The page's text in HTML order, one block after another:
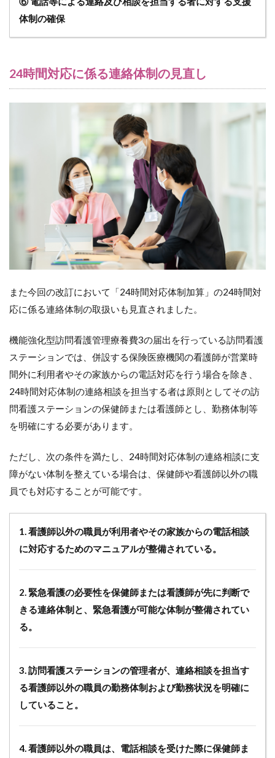
体制の確保
24時間対応に係る連絡体制の見直し
また今回の改訂において「24時間対応体制加算」の24時間対
応に係る連絡体制の取扱いも見直されました。
機能強化型訪問看護管理療養費3の届出を行っている訪問看護
ステーションでは、併設する保険医療機関の看護師が営業時
間外に利用者やその家族からの電話対応を行う場合を除き、
24時間対応体制の連絡相談を担当する者は原則としてその訪
問看護ステーションの保健師または看護師とし、勤務体制等
を明確にする必要があります。
ただし、次の条件を満たし、24時間対応体制の連絡相談に支
障がない体制を整えている場合は、保健師や看護師以外の職
員でも対応することが可能です。
1. 看護師以外の職員が利用者やその家族からの電話相談
に対応するためのマニュアルが整備されている。
2. 緊急看護の必要性を保健師または看護師が先に判断で
きる連絡体制と、緊急看護が可能な体制が整備されてい
る。
3. 訪問看護ステーションの管理者が、連絡相談を担当す
る看護師以外の職員の勤務体制および勤務状況を明確に
していること。
4. 看護師以外の職員は、電話相談を受けた際に保健師ま